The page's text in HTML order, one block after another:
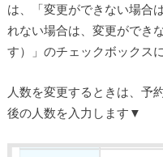
は、「変更ができない場合
れない場合は、変更ができ
す）」のチェックボックス
人数を変更するときは、予
後の人数を入力します▼